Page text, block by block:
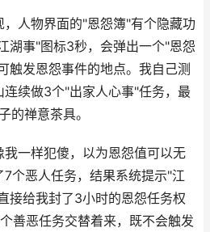
人物界面的"恩怨簿"有个隐藏功
湖事"图标3秒，会弹出一个"恩怨
触发恩怨事件的地点。我自己测
续做3个"出家人心事"任务，最
的禅意茶具。
一样犯傻，以为恩怨值可以无
个恶人任务，结果系统提示"江
接给我封了3小时的恩怨任务权
善恶任务交替着来，既不会触发